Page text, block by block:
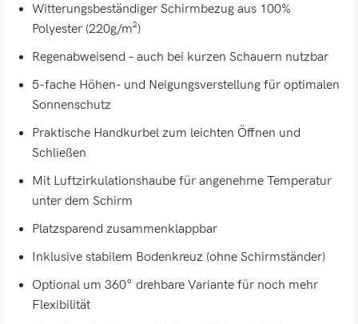
Witterungsbeständiger Schirmbezug aus 100%
Polyester (220g/m²)
Regenabweisend – auch bei kurzen Schauern nutzbar
5-fache Höhen- und Neigungsverstellung für optimalen
Sonnenschutz
Praktische Handkurbel zum leichten Öffnen und
Schließen
Mit Luftzirkulationshaube für angenehme Temperatur
unter dem Schirm
Platzsparend zusammenklappbar
Inklusive stabilem Bodenkreuz (ohne Schirmständer)
Optional um 360° drehbare Variante für noch mehr
Flexibilität